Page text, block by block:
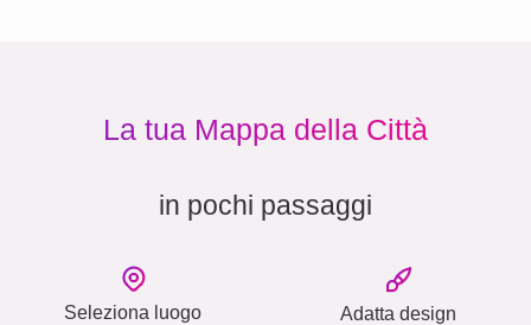
La tua Mappa della Città
in pochi passaggi
Seleziona luogo Adatta design